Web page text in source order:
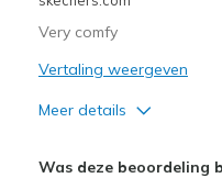
Very comfy
Vertaling weergeven
Meer details
Was deze beoordeling